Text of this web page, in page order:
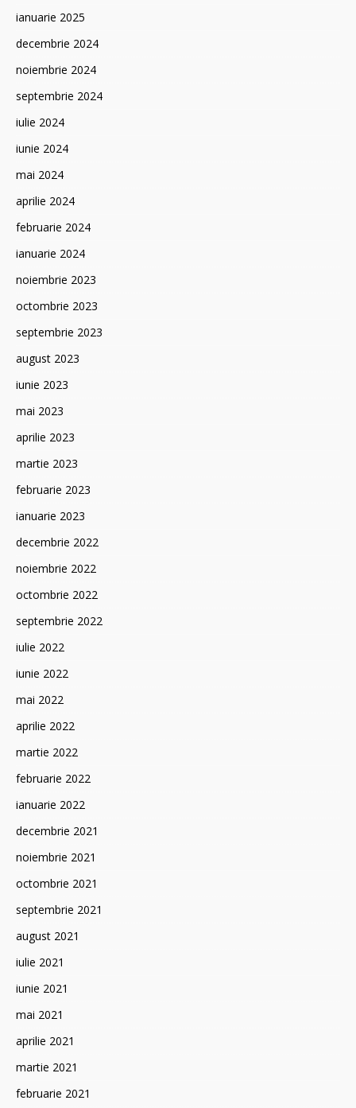
ianuarie 2025
decembrie 2024
noiembrie 2024
septembrie 2024
iulie 2024
iunie 2024
mai 2024
aprilie 2024
februarie 2024
ianuarie 2024
noiembrie 2023
octombrie 2023
septembrie 2023
august 2023
iunie 2023
mai 2023
aprilie 2023
martie 2023
februarie 2023
ianuarie 2023
decembrie 2022
noiembrie 2022
octombrie 2022
septembrie 2022
iulie 2022
iunie 2022
mai 2022
aprilie 2022
martie 2022
februarie 2022
ianuarie 2022
decembrie 2021
noiembrie 2021
octombrie 2021
septembrie 2021
august 2021
iulie 2021
iunie 2021
mai 2021
aprilie 2021
martie 2021
februarie 2021